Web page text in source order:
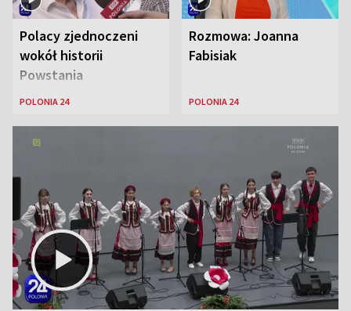
Polacy zjednoczeni
wokół historii
Powstania
Warszawskiego
POLONIA 24
Rozmowa: Joanna
Fabisiak
POLONIA 24